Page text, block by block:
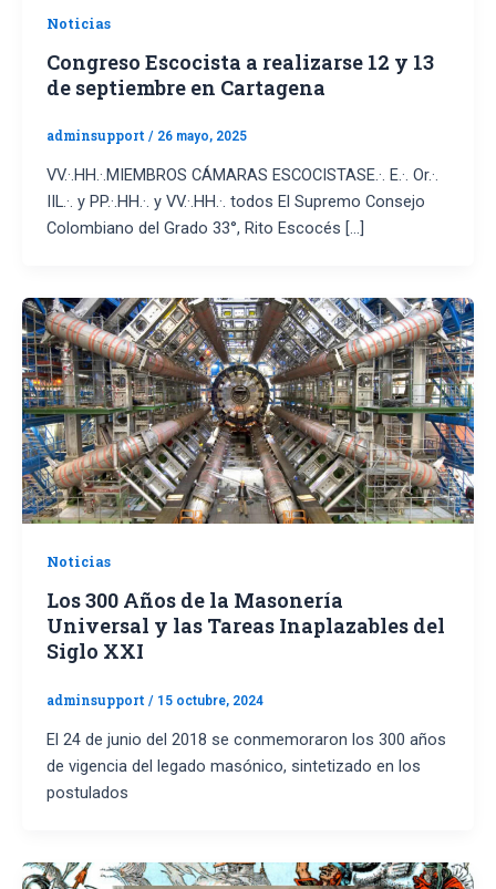
Noticias
Congreso Escocista a realizarse 12 y 13
de septiembre en Cartagena
adminsupport / 26 mayo, 2025
VV.·.HH.·.MIEMBROS CÁMARAS ESCOCISTASE.·. E.·. Or.·.
IIL.·. y PP.·.HH.·. y VV.·.HH.·. todos El Supremo Consejo
Colombiano del Grado 33°, Rito Escocés […]
Noticias
Los 300 Años de la Masonería
Universal y las Tareas Inaplazables del
Siglo XXI
adminsupport / 15 octubre, 2024
El 24 de junio del 2018 se conmemoraron los 300 años
de vigencia del legado masónico, sintetizado en los
postulados